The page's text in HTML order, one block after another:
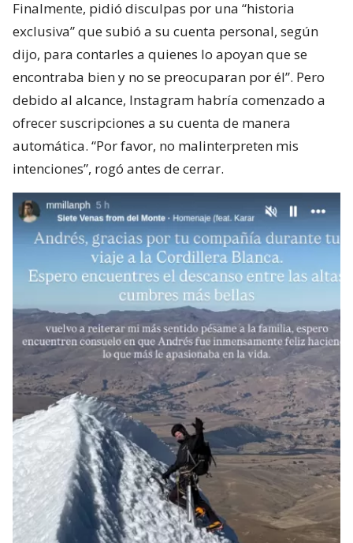
Finalmente, pidió disculpas por una “historia
exclusiva” que subió a su cuenta personal, según
dijo, para contarles a quienes lo apoyan que se
encontraba bien y no se preocuparan por él”. Pero
debido al alcance, Instagram habría comenzado a
ofrecer suscripciones a su cuenta de manera
automática. “Por favor, no malinterpreten mis
intenciones”, rogó antes de cerrar.